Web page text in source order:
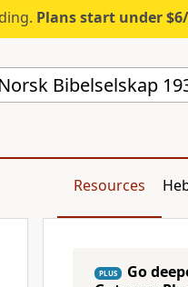
Plans start under $6/
Bibelselskap
Resources
PLUS Go